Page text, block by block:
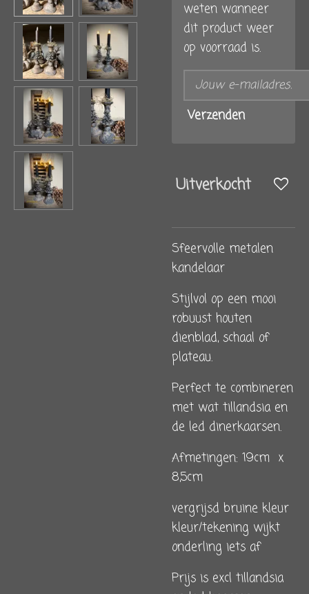
weten wanneer
dit product weer
op voorraad is.
Verzenden
Uitverkocht
Sfeervolle metalen
kandelaar
Stijlvol op een mooi
robuust houten
dienblad, schaal of
plateau.
Perfect te combineren
met wat tillandsia en
de led dinerkaarsen.
Afmetingen: 19cm x
8,5cm
vergrijsd bruine kleur
kleur/tekening wijkt
onderling iets af
Prijs is excl tillandsia